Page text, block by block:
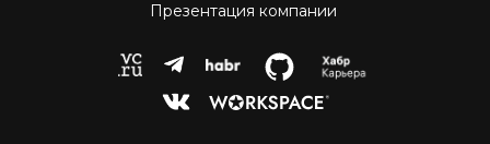
Презентация компании